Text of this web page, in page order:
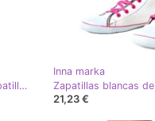
Zapatillas de zapatillas negras de zapatillas negro
Inna marka
21,23 €